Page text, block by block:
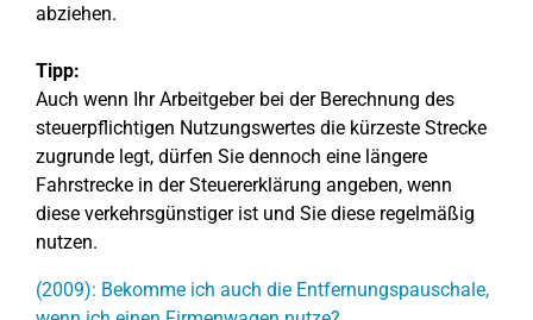
abziehen.
Tipp:
Auch wenn Ihr Arbeitgeber bei der Berechnung des
steuerpflichtigen Nutzungswertes die kürzeste Strecke
zugrunde legt, dürfen Sie dennoch eine längere
Fahrstrecke in der Steuererklärung angeben, wenn
diese verkehrsgünstiger ist und Sie diese regelmäßig
nutzen.
(2009): Bekomme ich auch die Entfernungspauschale,